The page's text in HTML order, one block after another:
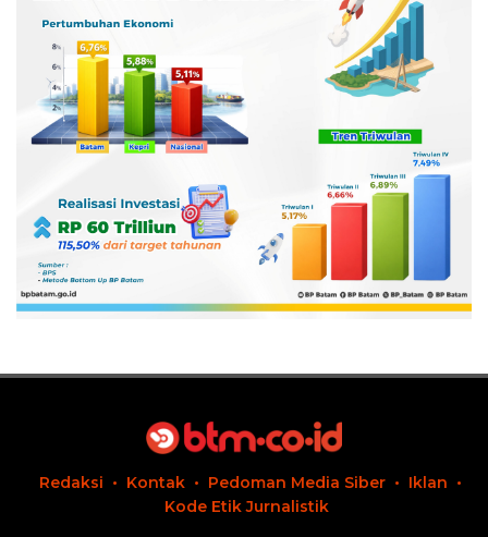
Redaksi Kontak Pedoman Media Siber
Iklan
Kode Etik Jurnalistik